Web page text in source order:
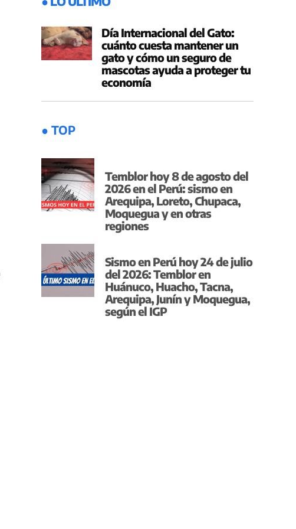
Día Internacional del Gato:
cuánto cuesta mantener un
gato y cómo un seguro de
mascotas ayuda a proteger tu
economía
● TOP
Temblor hoy 8 de agosto del
2026 en el Perú: sismo en
Arequipa, Loreto, Chupaca,
Moquegua y en otras
regiones
Sismo en Perú hoy 24 de julio
del 2026: Temblor en
Huánuco, Huacho, Tacna,
Arequipa, Junín y Moquegua,
según el IGP